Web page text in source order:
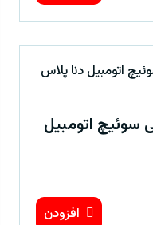
سوئیچ اتومبیل
افزودن